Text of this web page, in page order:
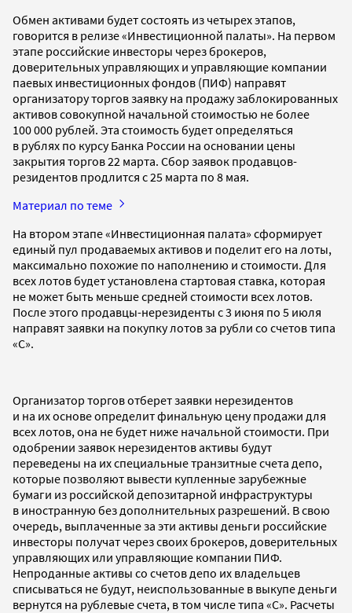
Обмен активами будет состоять из четырех этапов,
говорится в релизе «Инвестиционной палаты». На первом
этапе российские инвесторы через брокеров,
доверительных управляющих и управляющие компании
паевых инвестиционных фондов (ПИФ) направят
организатору торгов заявку на продажу заблокированных
активов совокупной начальной стоимостью не более
100 000 рублей. Эта стоимость будет определяться
в рублях по курсу Банка России на основании цены
закрытия торгов 22 марта. Сбор заявок продавцов-
резидентов продлится с 25 марта по 8 мая.
Материал по теме
На втором этапе «Инвестиционная палата» сформирует
единый пул продаваемых активов и поделит его на лоты,
максимально похожие по наполнению и стоимости. Для
всех лотов будет установлена стартовая ставка, которая
не может быть меньше средней стоимости всех лотов.
После этого продавцы-нерезиденты с 3 июня по 5 июля
направят заявки на покупку лотов за рубли со счетов типа
«С».
Организатор торгов отберет заявки нерезидентов
и на их основе определит финальную цену продажи для
всех лотов, она не будет ниже начальной стоимости. При
одобрении заявок нерезидентов активы будут
переведены на их специальные транзитные счета депо,
которые позволяют вывести купленные зарубежные
бумаги из российской депозитарной инфраструктуры
в иностранную без дополнительных разрешений. В свою
очередь, выплаченные за эти активы деньги российские
инвесторы получат через своих брокеров, доверительных
управляющих или управляющие компании ПИФ.
Непроданные активы со счетов депо их владельцев
списываться не будут, неиспользованные в выкупе деньги
вернутся на рублевые счета, в том числе типа «С». Расчеты